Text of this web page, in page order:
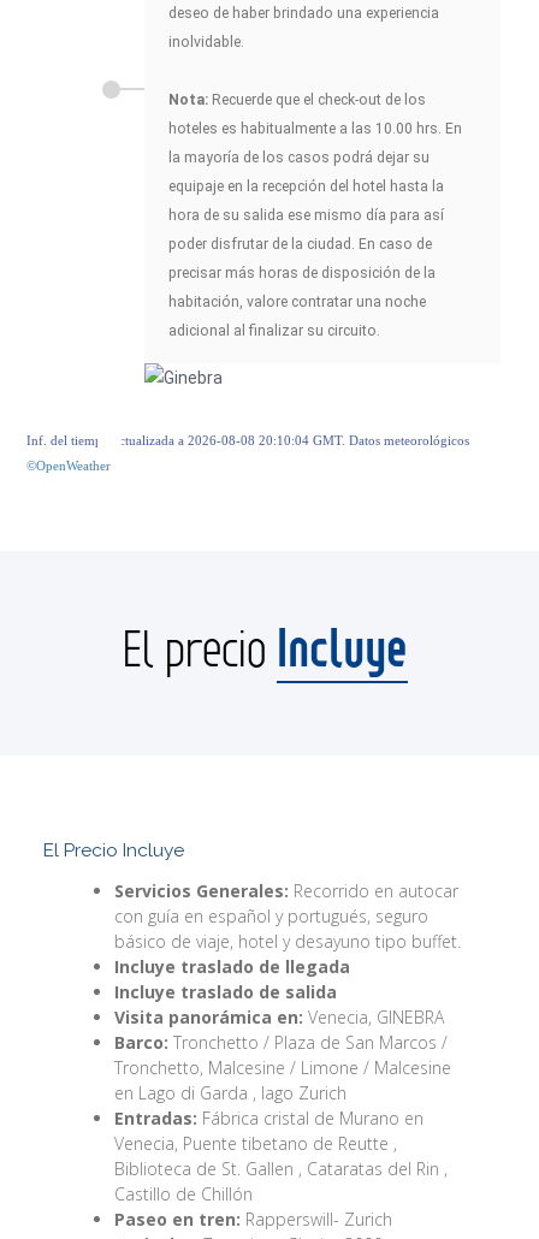
deseo de haber brindado una experiencia
inolvidable.
Nota: Recuerde que el check-out de los
hoteles es habitualmente a las 10.00 hrs. En
la mayoría de los casos podrá dejar su
equipaje en la recepción del hotel hasta la
hora de su salida ese mismo día para así
poder disfrutar de la ciudad. En caso de
precisar más horas de disposición de la
habitación, valore contratar una noche
adicional al finalizar su circuito.
Inf. del tiempo actualizada a 2026-08-08 20:10:04 GMT. Datos meteorológicos
©OpenWeather
El precio Incluye
El Precio Incluye
Servicios Generales: Recorrido en autocar
con guía en español y portugués, seguro
básico de viaje, hotel y desayuno tipo buffet.
Incluye traslado de llegada
Incluye traslado de salida
Visita panorámica en: Venecia, GINEBRA
Barco: Tronchetto / Plaza de San Marcos /
Tronchetto, Malcesine / Limone / Malcesine
en Lago di Garda , lago Zurich
Entradas: Fábrica cristal de Murano en
Venecia, Puente tibetano de Reutte ,
Biblioteca de St. Gallen , Cataratas del Rin ,
Castillo de Chillón
Paseo en tren: Rapperswill- Zurich